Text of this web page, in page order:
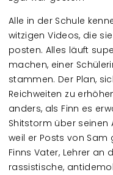
Alle in der Schule
witzigen Videos, die
posten. Alles läuft
machen, einer
stammen. Der Plan,
Reichweiten zu
anders, als Finn es
Shitstorm über seinen
weil er Posts von
Finns Vater, Lehrer an
rassistische,